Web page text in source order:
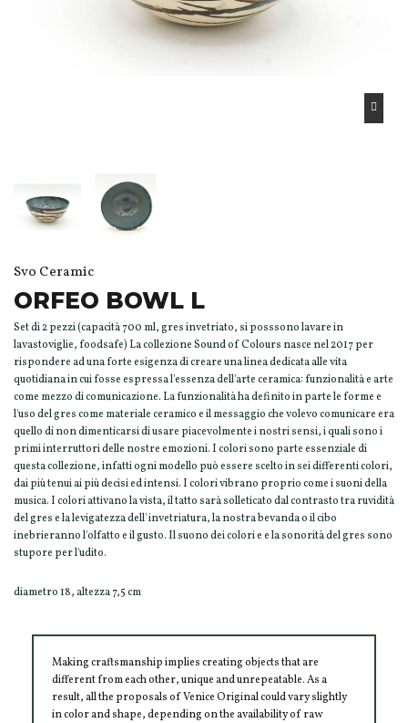
Svo Ceramic
ORFEO BOWL L
Set di 2 pezzi (capacità 700 ml, gres invetriato, si posssono lavare in
lavastoviglie, foodsafe) La collezione Sound of Colours nasce nel 2017 per
rispondere ad una forte esigenza di creare una linea dedicata alle vita
quotidiana in cui fosse espressa l'essenza dell'arte ceramica: funzionalità e arte
come mezzo di comunicazione. La funzionalità ha definito in parte le forme e
l'uso del gres come materiale ceramico e il messaggio che volevo comunicare era
quello di non dimenticarsi di usare piacevolmente i nostri sensi, i quali sono i
primi interruttori delle nostre emozioni. I colori sono parte essenziale di
questa collezione, infatti ogni modello può essere scelto in sei differenti colori,
dai più tenui ai più decisi ed intensi. I colori vibrano proprio come i suoni della
musica. I colori attivano la vista, il tatto sarà solleticato dal contrasto tra ruvidità
del gres e la levigatezza dell' invetriatura, la nostra bevanda o il cibo
inebrieranno l'olfatto e il gusto. Il suono dei colori e e la sonorità del gres sono
stupore per l'udito.
diametro 18, altezza 7,5 cm
Making craftsmanship implies creating objects that are
different from each other, unique and unrepeatable. As a
result, all the proposals of Venice Original could vary slightly
in color and shape, depending on the availability of raw